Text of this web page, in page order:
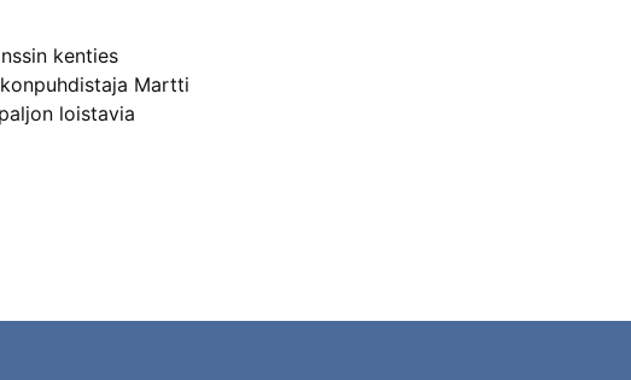
kenties
Martti
loistavia